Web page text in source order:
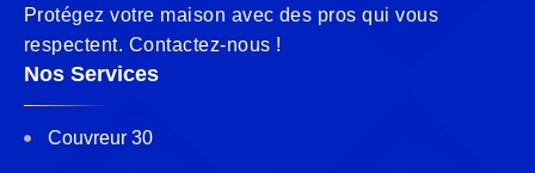
Protégez votre maison avec des pros qui vous
respectent. Contactez-nous !
Nos Services
Couvreur 30